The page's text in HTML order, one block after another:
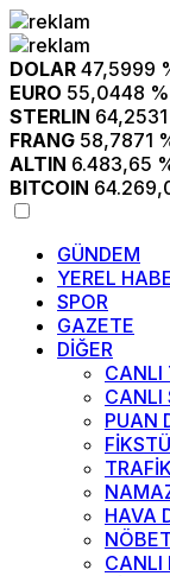
DOLAR 47,5999
EURO 55,0448
STERLIN 64,2531
FRANG 58,7871
ALTIN 6.483,65
BITCOIN
GÜNDEM
YEREL
SPOR
GAZETE
DİĞER
CANLI
CANLI
PUAN
HAVA
CANLI